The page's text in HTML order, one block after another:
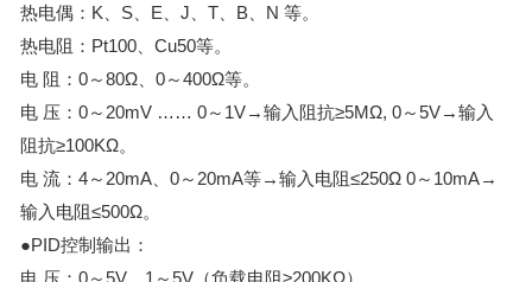
热电偶：K、S、E、J、T、B、N 等。
热电阻：Pt100、Cu50等。
电 阻：0～80Ω、0～400Ω等。
电 压：0～20mV …… 0～1V→输入阻抗≥5MΩ, 0～5V→输入
阻抗≥100KΩ。
电 流：4～20mA、0～20mA等→输入电阻≤250Ω 0～10mA→
输入电阻≤500Ω。
●PID控制输出：
电 压：0～5V，1～5V（负载电阻≥200KΩ）。